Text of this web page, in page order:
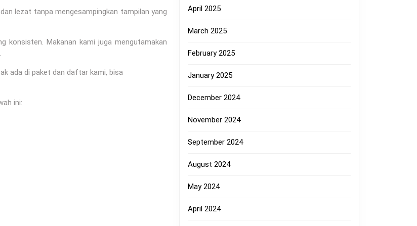
lezat tanpa mengesampingkan tampilan yang
konsisten. Makanan kami juga mengutamakan
ada di paket dan daftar kami, bisa
ini:
April 2025
March 2025
February 2025
January 2025
December 2024
November 2024
September 2024
August 2024
May 2024
April 2024